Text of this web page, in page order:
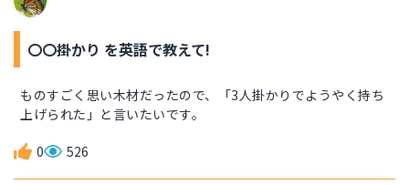
〇〇掛かり を英語で教えて!
ものすごく思い木材だったので、「3人掛かりでようやく持ち
上げられた」と言いたいです。
0 526